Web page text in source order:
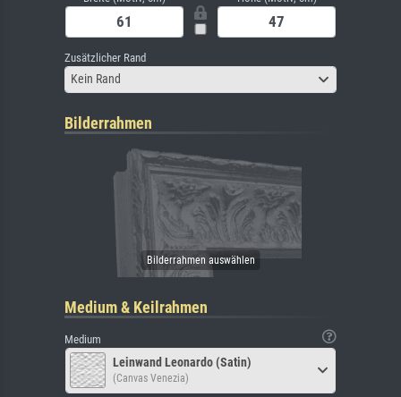
Zusätzlicher Rand
Kein Rand
Bilderrahmen
Medium & Keilrahmen
Medium
Leinwand Leonardo (Satin)
(Canvas Venezia)